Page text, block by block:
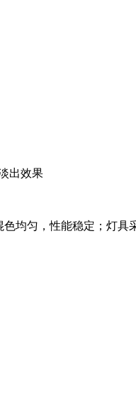
出效果
均匀，性能稳定；灯